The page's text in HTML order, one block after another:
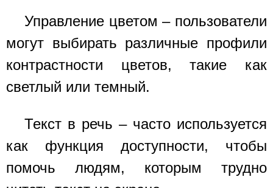
Управление цветом – пользователи
могут выбирать различные профили
контрастности цветов, такие как
светлый или темный.
Текст в речь – часто используется
как функция доступности, чтобы
помочь людям, которым трудно